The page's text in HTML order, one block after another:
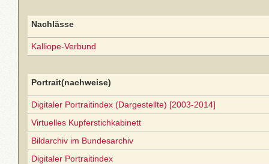
Nachlässe
Kalliope-Verbund
Portrait(nachweise)
Digitaler Portraitindex (Dargestellte) [2003-2014]
Virtuelles Kupferstichkabinett
Bildarchiv im Bundesarchiv
Digitaler Portraitindex